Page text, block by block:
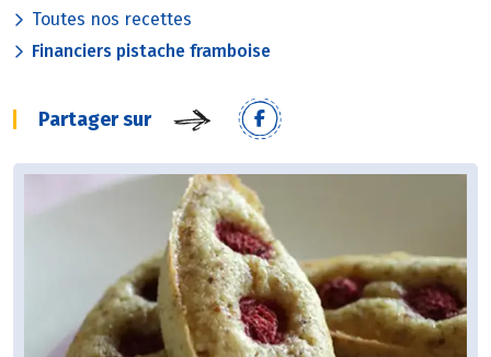
Toutes nos recettes
Financiers pistache framboise
Partager sur